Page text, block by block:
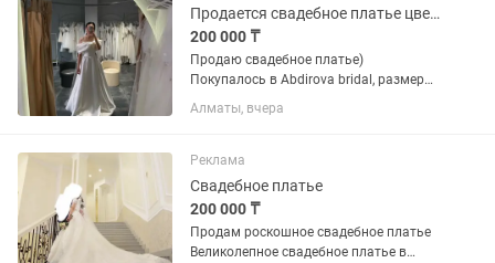
Продается свадебное платье цвета айвори
200 000 ₸
Продаю свадебное платье)
Покупалось в Abdirova bridal, размер
42-44 (корсетного плана). Платье после
химчистки, не было в прокате.
Алматы, вчера
Реклама
Свадебное платье
200 000 ₸
Продам роскошное свадебное платье
Великолепное свадебное платье в